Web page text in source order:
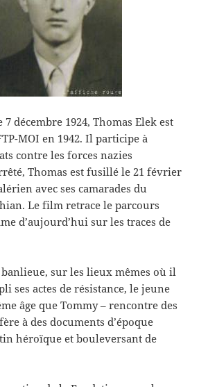
7 décembre 1924, Thomas Elek est
MOI en 1942. Il participe à
contre les forces nazies
Thomas est fusillé le 21 février
avec ses camarades du
Le film retrace le parcours
d’aujourd’hui sur les traces de
banlieue, sur les lieux mêmes où il
ses actes de résistance, le jeune
âge que Tommy – rencontre des
à des documents d’époque
héroïque et bouleversant de